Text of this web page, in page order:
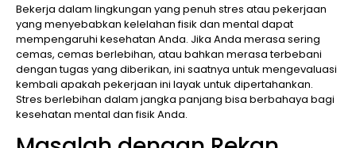
Bekerja dalam lingkungan yang penuh stres atau pekerjaan
yang menyebabkan kelelahan fisik dan mental dapat
mempengaruhi kesehatan Anda. Jika Anda merasa sering
cemas, cemas berlebihan, atau bahkan merasa terbebani
dengan tugas yang diberikan, ini saatnya untuk mengevaluasi
kembali apakah pekerjaan ini layak untuk dipertahankan.
Stres berlebihan dalam jangka panjang bisa berbahaya bagi
kesehatan mental dan fisik Anda.